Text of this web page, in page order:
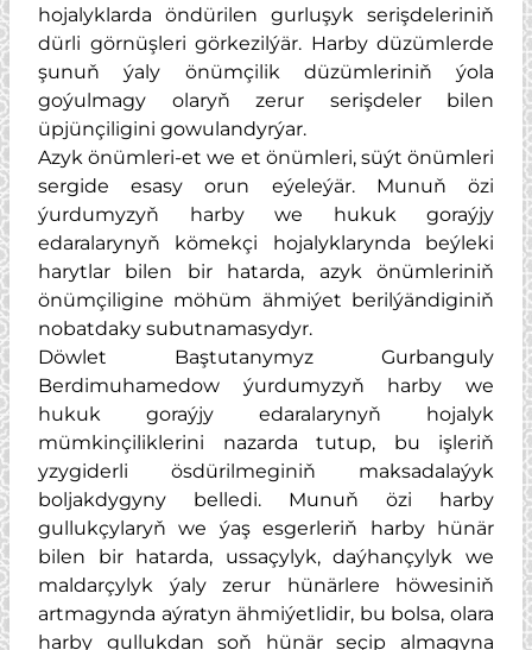
hojalyklarda öndürilen gurluşyk serişdeleriniň
dürli görnüşleri görkezilýär. Harby düzümlerde
şunuň ýaly önümçilik düzümleriniň ýola
goýulmagy olaryň zerur serişdeler bilen
üpjünçiligini gowulandyrýar.
Azyk önümleri-et we et önümleri, süýt önümleri
sergide esasy orun eýeleýär. Munuň özi
ýurdumyzyň harby we hukuk goraýjy
edaralarynyň kömekçi hojalyklarynda beýleki
harytlar bilen bir hatarda, azyk önümleriniň
önümçiligine möhüm ähmiýet berilýändiginiň
nobatdaky subutnamasydyr.
Döwlet Baştutanymyz Gurbanguly
Berdimuhamedow ýurdumyzyň harby we
hukuk goraýjy edaralarynyň hojalyk
mümkinçiliklerini nazarda tutup, bu işleriň
yzygiderli ösdürilmeginiň maksadalaýyk
boljakdygyny belledi. Munuň özi harby
gullukçylaryň we ýaş esgerleriň harby hünär
bilen bir hatarda, ussaçylyk, daýhançylyk we
maldarçylyk ýaly zerur hünärlere höwesiniň
artmagynda aýratyn ähmiýetlidir, bu bolsa, olara
harby gullukdan soň hünär seçip almagyna